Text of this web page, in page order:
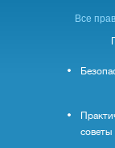
Все
советы